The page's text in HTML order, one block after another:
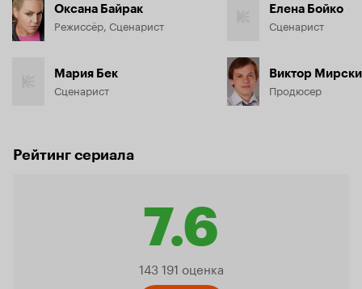
Оксана Байрак
Режиссёр, Сценарист
Мария Бек
Сценарист
Елена Бойко
Сценарист
Виктор
Продюсер
Рейтинг сериала
7.6
Рейтинг
143 191 оценка